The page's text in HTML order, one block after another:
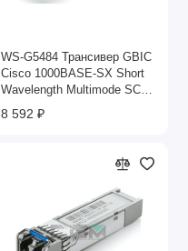
WS-G5484 Трансивер GBIC
Cisco 1000BASE-SX Short
Wavelength Multimode SC
850nm
8 592 ₽